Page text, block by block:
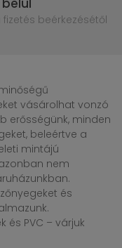
fizetés beérkezésétől
vásárolhat vonzó
erősségünk, minden
beleértve a
mintájú
nem
és
és PVC – várjuk